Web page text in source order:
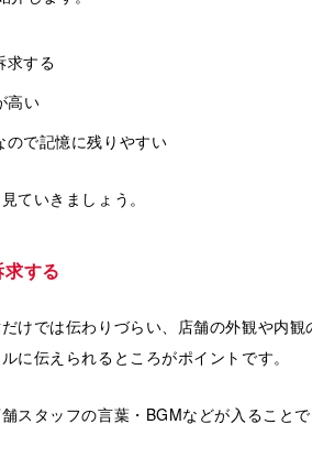
求する
高い
ので記憶に残りやすい
ていきましょう。
する
けでは伝わりづらい、店舗の外観や内
に伝えられるところがポイントです。
スタッフの言葉・BGMなどが入ること